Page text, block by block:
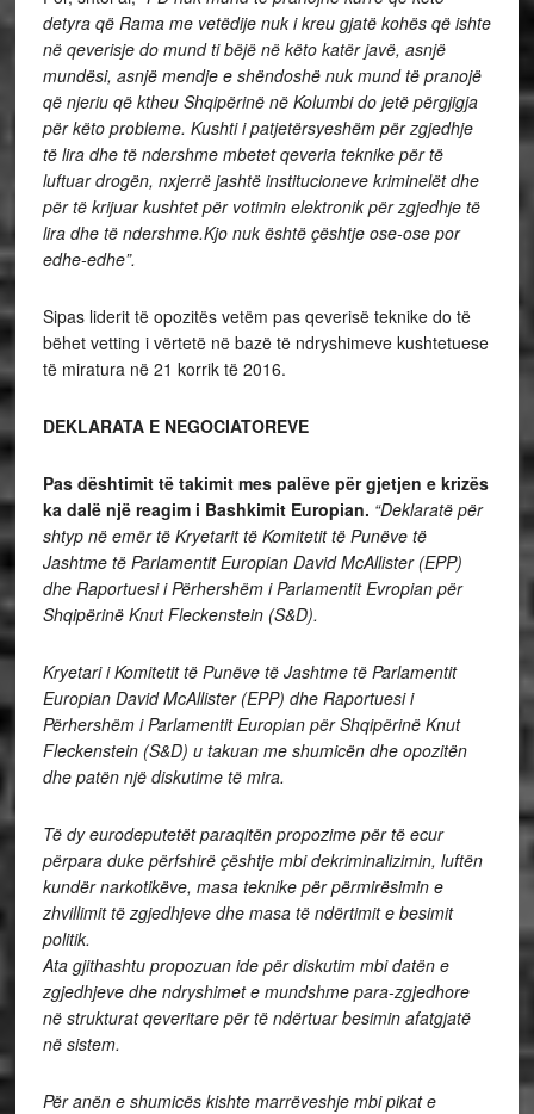
detyra që Rama me vetëdije nuk i kreu gjatë kohës që ishte
në qeverisje do mund ti bëjë në këto katër javë, asnjë
mundësi, asnjë mendje e shëndoshë nuk mund të pranojë
që njeriu që ktheu Shqipërinë në Kolumbi do jetë përgjigja
për këto probleme. Kushti i patjetërsyeshëm për zgjedhje
të lira dhe të ndershme mbetet qeveria teknike për të
luftuar drogën, nxjerrë jashtë institucioneve kriminelët dhe
për të krijuar kushtet për votimin elektronik për zgjedhje të
lira dhe të ndershme.Kjo nuk është çështje ose-ose por
edhe-edhe”.
Sipas liderit të opozitës vetëm pas qeverisë teknike do të
bëhet vetting i vërtetë në bazë të ndryshimeve kushtetuese
të miratura në 21 korrik të 2016.
DEKLARATA E NEGOCIATOREVE
Pas dështimit të takimit mes palëve për gjetjen e krizës
ka dalë një reagim i Bashkimit Europian. “Deklaratë për
shtyp në emër të Kryetarit të Komitetit të Punëve të
Jashtme të Parlamentit Europian David McAllister (EPP)
dhe Raportuesi i Përhershëm i Parlamentit Evropian për
Shqipërinë Knut Fleckenstein (S&D).
Kryetari i Komitetit të Punëve të Jashtme të Parlamentit
Europian David McAllister (EPP) dhe Raportuesi i
Përhershëm i Parlamentit Europian për Shqipërinë Knut
Fleckenstein (S&D) u takuan me shumicën dhe opozitën
dhe patën një diskutime të mira.
Të dy eurodeputetët paraqitën propozime për të ecur
përpara duke përfshirë çështje mbi dekriminalizimin, luftën
kundër narkotikëve, masa teknike për përmirësimin e
zhvillimit të zgjedhjeve dhe masa të ndërtimit e besimit
politik.
Ata gjithashtu propozuan ide për diskutim mbi datën e
zgjedhjeve dhe ndryshimet e mundshme para-zgjedhore
në strukturat qeveritare për të ndërtuar besimin afatgjatë
në sistem.
Për anën e shumicës kishte marrëveshje mbi pikat e